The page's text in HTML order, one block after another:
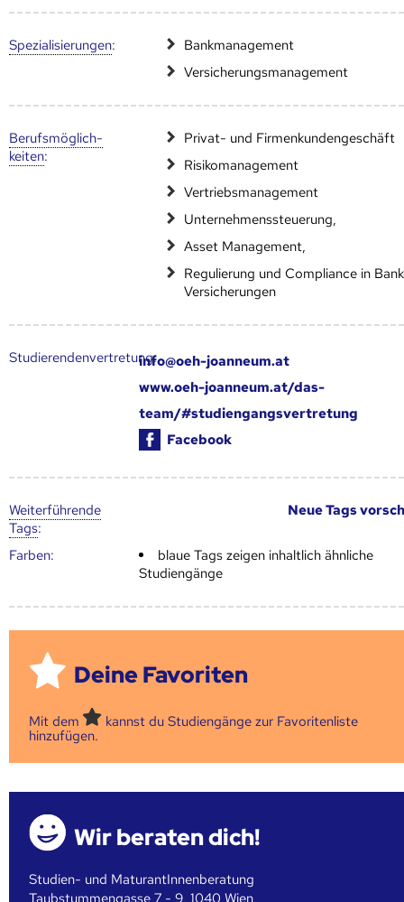
Speziali­sierungen:
Bankmanagement
Versicherungsmanagement
Berufs­möglich­
keiten:
Privat- und Firmenkundengeschäft
Risikomanagement
Vertriebsmanagement
Unternehmenssteuerung,
Asset Management,
Regulierung und Compliance in
Versicherungen
Studierendenvertretung:info@oeh-joanneum.at
www.oeh-joanneum.at/das-
team/#studiengangsvertretung
Facebook
Weiter­führende
Tags:
Neue Tags
Farben:
blaue Tags zeigen inhaltlich ähnliche
Studiengänge
Deine Favoriten
Mit dem
kannst du Studiengänge zur Favoritenliste
hinzufügen.
Wir beraten dich!
Studien- und MaturantInnenberatung
Taubstummengasse 7 - 9, 1040 Wien